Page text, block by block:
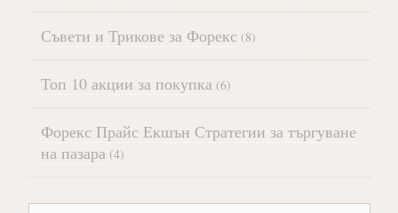
Съвети и Трикове за Форекс (8)
Топ 10 акции за покупка (6)
Форекс Прайс Екшън Стратегии за търгуване
на пазара (4)